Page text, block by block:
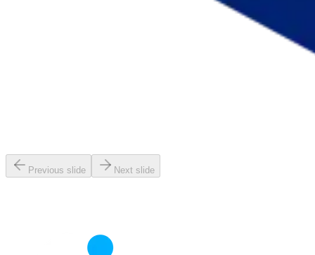
Previous slide Next slide